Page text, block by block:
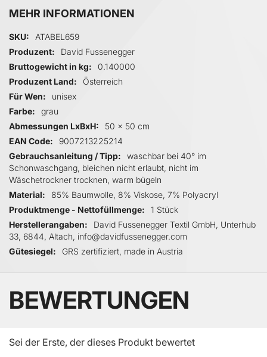
MEHR INFORMATIONEN
Mehr Informationen
SKU
ATABEL659
Produzent
David Fussenegger
Bruttogewicht in kg
0.140000
Produzent Land
Österreich
Für Wen
unisex
Farbe
grau
Abmessungen LxBxH
50 x 50 cm
EAN Code
9007213225214
Gebrauchsanleitung / Tipp
waschbar bei 40° im
Schonwaschgang, bleichen nicht erlaubt, nicht im
Wäschetrockner trocknen, warm bügeln
Material
85% Baumwolle, 8% Viskose, 7% Polyacryl
Produktmenge - Nettofüllmenge
1 Stück
Herstellerangaben
David Fussenegger Textil GmbH, Unterhub
33, 6844, Altach, info@davidfussenegger.com
Gütesiegel
GRS zertifiziert, made in Austria
BEWERTUNGEN
Sei der Erste, der dieses Produkt bewertet